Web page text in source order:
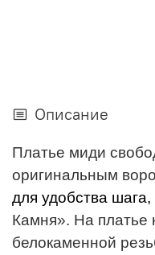
Описание
Платье миди
оригинальным
для удобства шага,
Камня». На платье
белокаменной